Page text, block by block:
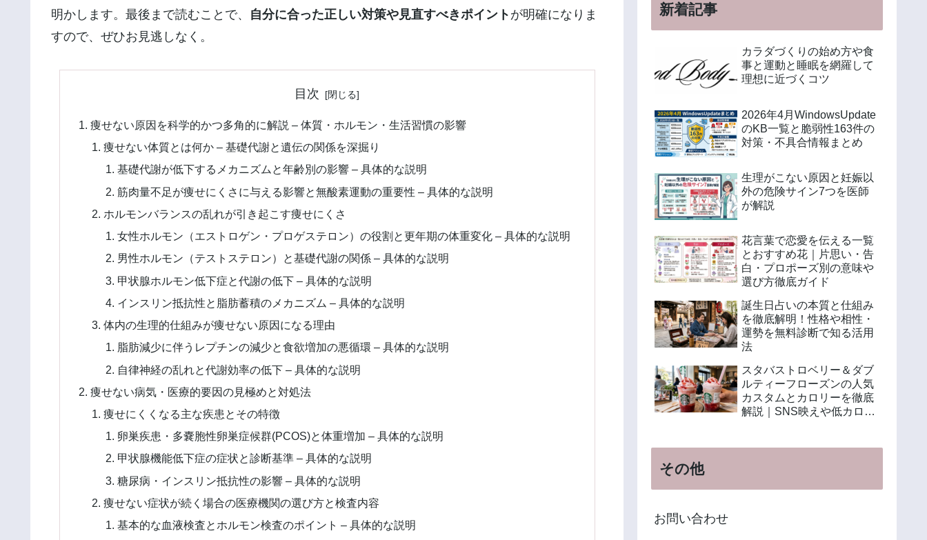
明かします。最後まで読むことで、 自分に合った正しい対策や見直すべきポイント が明確になりま
すので、ぜひお見逃しなく。
目次
痩せない原因を科学的かつ多角的に解説 – 体質・ホルモン・生活習慣の影響
痩せない体質とは何か – 基礎代謝と遺伝の関係を深掘り
基礎代謝が低下するメカニズムと年齢別の影響 – 具体的な説明
筋肉量不足が痩せにくさに与える影響と無酸素運動の重要性 – 具体的な説明
ホルモンバランスの乱れが引き起こす痩せにくさ
女性ホルモン（エストロゲン・プロゲステロン）の役割と更年期の体重変化 – 具体的な説明
男性ホルモン（テストステロン）と基礎代謝の関係 – 具体的な説明
甲状腺ホルモン低下症と代謝の低下 – 具体的な説明
インスリン抵抗性と脂肪蓄積のメカニズム – 具体的な説明
体内の生理的仕組みが痩せない原因になる理由
脂肪減少に伴うレプチンの減少と食欲増加の悪循環 – 具体的な説明
自律神経の乱れと代謝効率の低下 – 具体的な説明
痩せない病気・医療的要因の見極めと対処法
痩せにくくなる主な疾患とその特徴
卵巣疾患・多嚢胞性卵巣症候群(PCOS)と体重増加 – 具体的な説明
甲状腺機能低下症の症状と診断基準 – 具体的な説明
糖尿病・インスリン抵抗性の影響 – 具体的な説明
痩せない症状が続く場合の医療機関の選び方と検査内容
基本的な血液検査とホルモン検査のポイント – 具体的な説明
新着記事
カラダづくりの始め方や食
事と運動と睡眠を網羅して
理想に近づくコツ
2026年4月WindowsUpdate
のKB一覧と脆弱性163件の
対策・不具合情報まとめ
生理がこない原因と妊娠以
外の危険サイン7つを医師
が解説
花言葉で恋愛を伝える一覧
とおすすめ花｜片思い・告
白・プロポーズ別の意味や
選び方徹底ガイド
誕生日占いの本質と仕組み
を徹底解明！性格や相性・
運勢を無料診断で知る活用
法
スタバストロベリー＆ダブ
ルティーフローズンの人気
カスタムとカロリーを徹底
解説｜SNS映えや低カロリ
その他
お問い合わせ